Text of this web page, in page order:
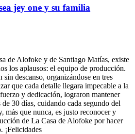
jey one y su familia
de Alofoke y de Santiago Matías, existe
los aplausos: el equipo de producción.
descanso, organizándose en tres
que cada detalle llegara impecable a la
y dedicación, lograron mantener
30 días, cuidando cada segundo del
más que nunca, es justo reconocer y
de La Casa de Alofoke por hacer
¡Felicidades